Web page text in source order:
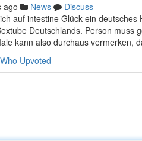
ago News
Discuss
auf intestine Glück ein
Deutschlands. Person muss
kann also durchaus vermerken,
Who Upvoted